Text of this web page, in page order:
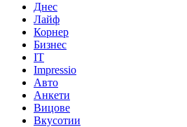
Днес
Лайф
Корнер
Бизнес
IT
Impressio
Авто
Анкети
Вицове
Вкусотии